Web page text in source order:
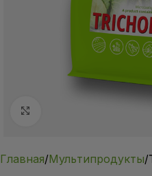
Главная Мультипродукты